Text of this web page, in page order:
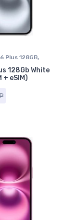
Plus 128GB,
в Ставрополе
128Gb White
eSIM)